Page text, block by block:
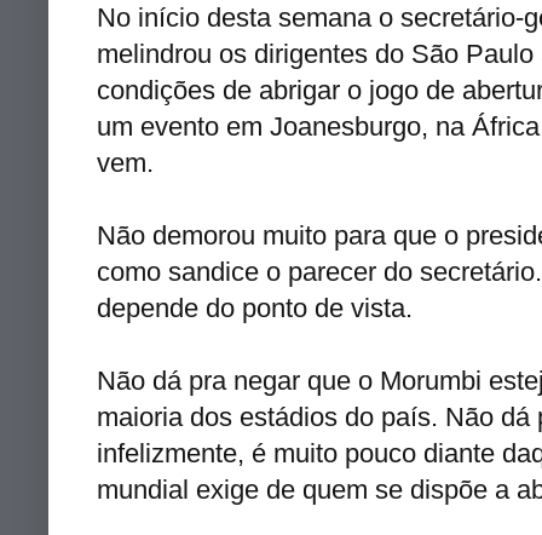
No início desta semana o secretário-
melindrou os dirigentes do São
condições de abrigar o jogo de
um evento em Joanesburgo, na
vem.
Não demorou muito para que o
como sandice o parecer do
depende do ponto de vista.
Não dá pra negar que o Morumbi
maioria dos estádios do país. Não
infelizmente, é muito pouco diante
mundial exige de quem se dispõe a